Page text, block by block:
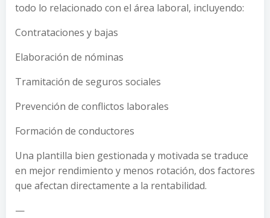
todo lo relacionado con el área laboral, incluyendo:
Contrataciones y bajas
Elaboración de nóminas
Tramitación de seguros sociales
Prevención de conflictos laborales
Formación de conductores
Una plantilla bien gestionada y motivada se traduce
en mejor rendimiento y menos rotación, dos factores
que afectan directamente a la rentabilidad.
—